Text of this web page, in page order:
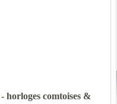
3_4 - Bellefonbois
horloges comtoises &